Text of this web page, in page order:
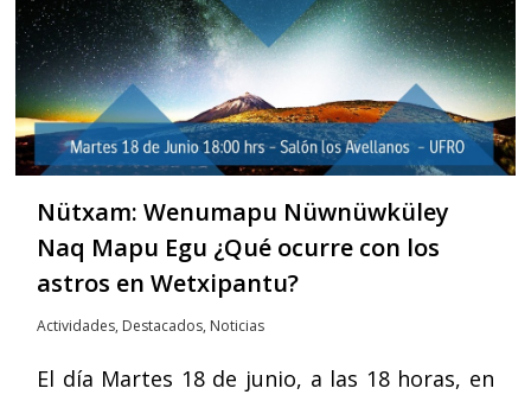
Nütxam: Wenumapu Nüwnüwküley
Naq Mapu Egu ¿Qué ocurre con los
astros en Wetxipantu?
Actividades, Destacados, Noticias
El día Martes 18 de junio, a las 18 horas, en